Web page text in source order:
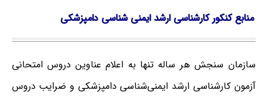
منابع کنکور کارشناسی ارشد ایمنی ‌شناسی دامپزشکی
سازمان سنجش هر ساله تنها به اعلام عناوین دروس امتحانی
آزمون کارشناسی ارشد ایمنی‌شناسی دامپزشکی و ضرایب دروس